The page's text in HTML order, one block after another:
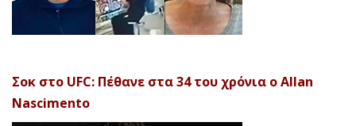
Σοκ στο UFC: Πέθανε στα 34 του χρόνια ο Allan
Nascimento